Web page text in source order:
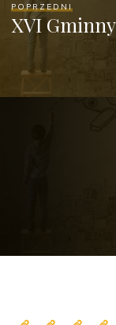
POPRZEDNI
XVI